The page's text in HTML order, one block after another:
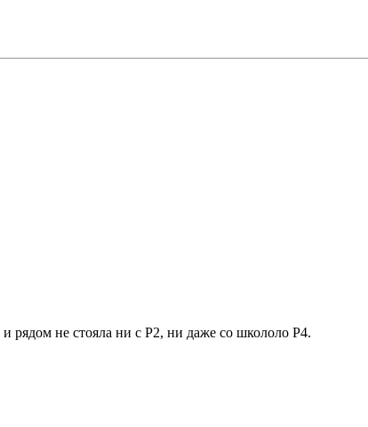
рядом не стояла ни с P2, ни даже со школоло P4.